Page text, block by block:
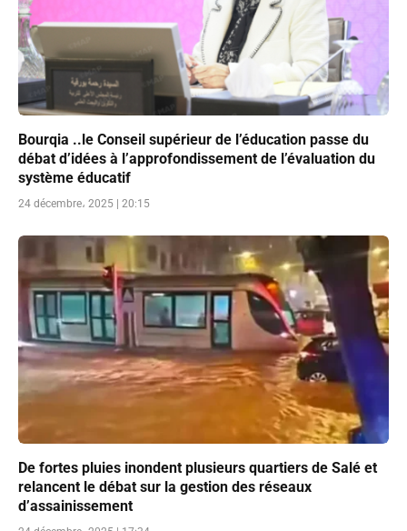
Bourqia ..le Conseil supérieur de l’éducation passe du
débat d’idées à l’approfondissement de l’évaluation du
système éducatif
24 décembre، 2025 | 20:15
De fortes pluies inondent plusieurs quartiers de Salé et
relancent le débat sur la gestion des réseaux
d’assainissement